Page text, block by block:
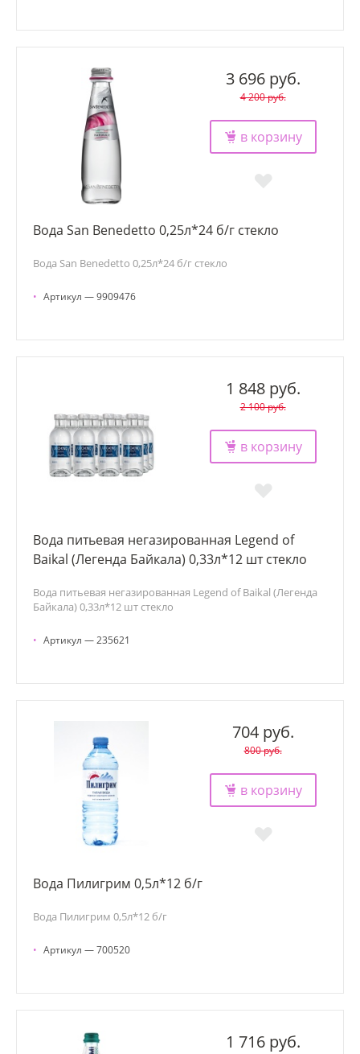
3 696 руб.
4 200 руб.
в корзину
Вода San Benedetto 0,25л*24 б/г стекло
Вода San Benedetto 0,25л*24 б/г стекло
• Артикул — 9909476
1 848 руб.
2 100 руб.
в корзину
Вода питьевая негазированная Legend of
Baikal (Легенда Байкала) 0,33л*12 шт стекло
Вода питьевая негазированная Legend of Baikal (Легенда
Байкала) 0,33л*12 шт стекло
• Артикул — 235621
704 руб.
800 руб.
в корзину
Вода Пилигрим 0,5л*12 б/г
Вода Пилигрим 0,5л*12 б/г
• Артикул — 700520
1 716 руб.